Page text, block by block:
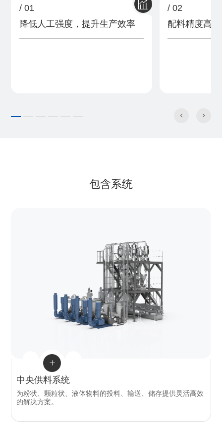
/ 01
降低人工强度，提升生产效率
/ 02
配料精度高
 
包含系统

中央供料系统
为粉状、颗粒状、液体物料的投料、输送、储存提供灵活高效
的解决方案。